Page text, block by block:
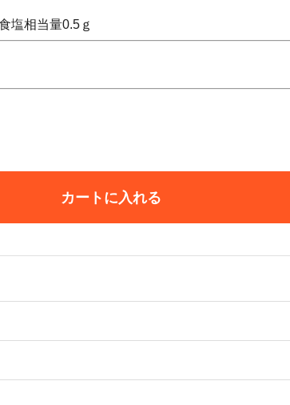
塩相当量0.5ｇ
カートに入れる